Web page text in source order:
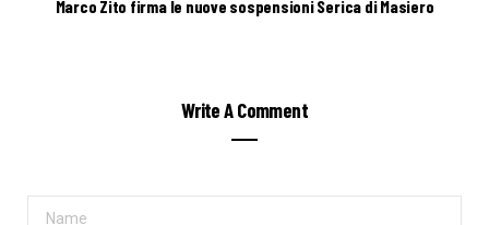
Marco Zito firma le nuove sospensioni Serica di Masiero
Write A Comment